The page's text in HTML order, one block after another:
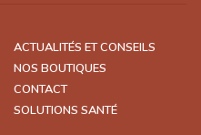
ACTUALITÉS ET CONSEILS
NOS BOUTIQUES
CONTACT
SOLUTIONS SANTÉ